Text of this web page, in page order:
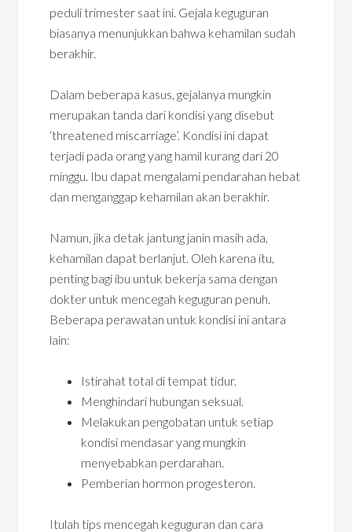
peduli trimester saat ini. Gejala keguguran
biasanya menunjukkan bahwa kehamilan sudah
berakhir.
Dalam beberapa kasus, gejalanya mungkin
merupakan tanda dari kondisi yang disebut
‘threatened miscarriage’. Kondisi ini dapat
terjadi pada orang yang hamil kurang dari 20
minggu. Ibu dapat mengalami pendarahan hebat
dan menganggap kehamilan akan berakhir.
Namun, jika detak jantung janin masih ada,
kehamilan dapat berlanjut. Oleh karena itu,
penting bagi ibu untuk bekerja sama dengan
dokter untuk mencegah keguguran penuh.
Beberapa perawatan untuk kondisi ini antara
lain:
Istirahat total di tempat tidur.
Menghindari hubungan seksual.
Melakukan pengobatan untuk setiap
kondisi mendasar yang mungkin
menyebabkan perdarahan.
Pemberian hormon progesteron.
Itulah tips mencegah keguguran dan cara